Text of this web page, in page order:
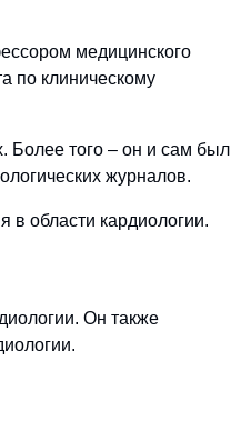
медицинского
по клиническому
Более того – он и сам был
журналов.
области кардиологии.
Он также